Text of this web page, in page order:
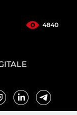
4840